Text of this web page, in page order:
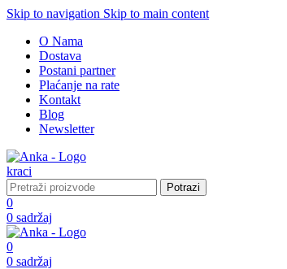
Skip to navigation Skip to main content
O Nama
Dostava
Postani partner
Plaćanje na rate
Kontakt
Blog
Newsletter
Potrazi
0
0 sadržaj
0
0 sadržaj